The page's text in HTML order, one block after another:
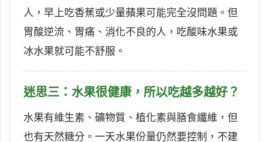
人，早上吃香蕉或少量蘋果可能完全沒問題。但
胃酸逆流、胃痛、消化不良的人，吃酸味水果或
冰水果就可能不舒服。
迷思三：水果很健康，所以吃越多越好？
水果有維生素、礦物質、植化素與膳食纖維，但
也有天然糖分。一天水果份量仍然要控制，不建